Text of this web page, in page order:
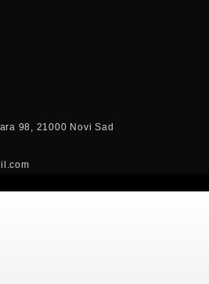
98, 21000 Novi Sad